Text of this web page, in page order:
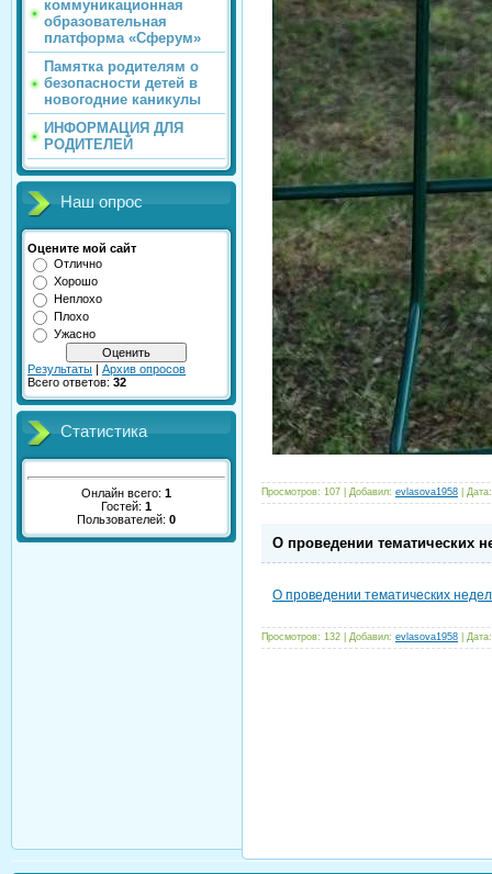
коммуникационная
образовательная
платформа «Сферум»
Памятка родителям о
безопасности детей в
новогодние каникулы
ИНФОРМАЦИЯ ДЛЯ
РОДИТЕЛЕЙ
Наш опрос
Оцените мой сайт
Отлично
Хорошо
Неплохо
Плохо
Ужасно
Результаты | Архив опросов
Всего ответов: 32
Статистика
Онлайн всего: 1
Гостей: 1
Пользователей: 0
Просмотров: 107 Добавил: evlasova1958 Дата:
О проведении тематических
О проведении тематических
Просмотров: 132 Добавил: evlasova1958 Дата: